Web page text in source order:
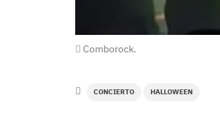
Comborock.
CONCIERTO HALLOWEEN